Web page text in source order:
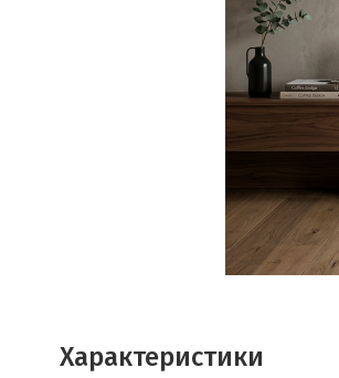
Характеристики